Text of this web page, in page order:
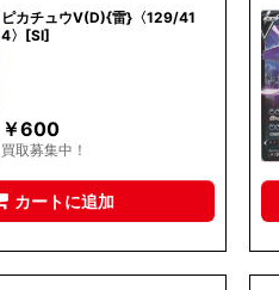
ピカチュウV(D){雷}〈129/41
4〉[SI]
￥600
買取募集中！
カートに追加